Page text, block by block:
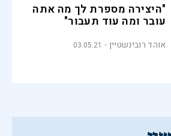
"היצירה מספרת לך מה אתה
עובר ומה עוד תעבור"
אוהד רובינשטיין 03.05.21